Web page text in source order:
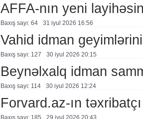
AFFA-nın yeni
Baxış sayı: 64 31 i̇yul 2026 16:56
Vahid idman
Baxış sayı: 127 30 i̇yul 2026 20:15
Beynəlxalq idman
Baxış sayı: 114 30 i̇yul 2026 12:24
Forvard.az-ın
Baxış sayı: 185 29 i̇yul 2026 20:43